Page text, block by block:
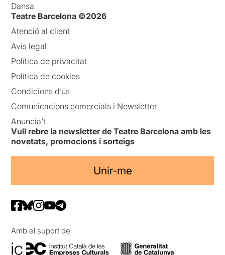
Dansa
Teatre Barcelona ©2026
Atenció al client
Avís legal
Política de privacitat
Política de cookies
Condicions d’ús
Comunicacions comercials i Newsletter
Anuncia’t
Vull rebre la newsletter de Teatre Barcelona amb les
novetats, promocions i sorteigs
Unir-me
Amb el suport de